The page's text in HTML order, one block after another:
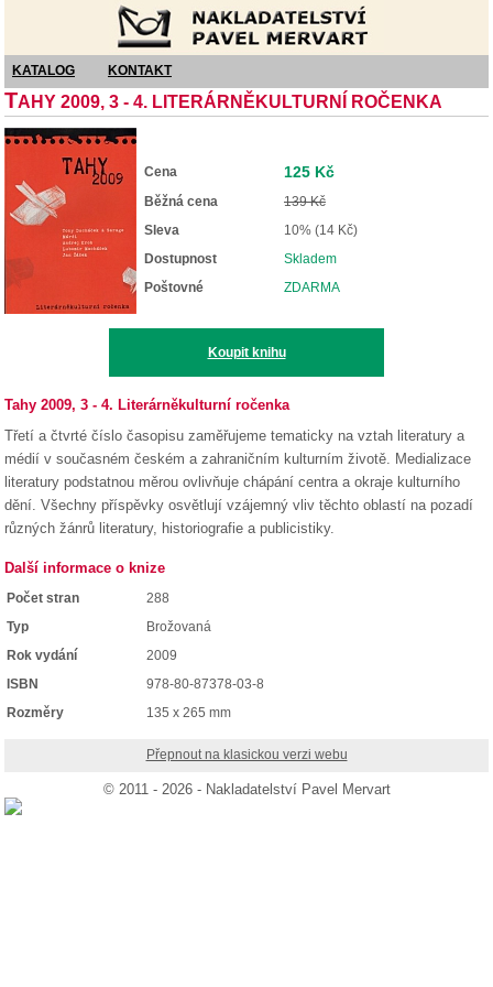
KATALOG KONTAKT
TAHY 2009, 3 - 4. LITERÁRNĚKULTURNÍ ROČENKA
Cena 125 Kč
Běžná cena
139 Kč
Sleva
10% (14 Kč)
Dostupnost
Skladem
Poštovné
ZDARMA
Koupit knihu
Tahy 2009, 3 - 4. Literárněkulturní ročenka
Třetí a čtvrté číslo časopisu zaměřujeme tematicky na vztah literatury a
médií v současném českém a zahraničním kulturním životě. Medializace
literatury podstatnou měrou ovlivňuje chápání centra a okraje kulturního
dění. Všechny příspěvky osvětlují vzájemný vliv těchto oblastí na pozadí
různých žánrů literatury, historiografie a publicistiky.
Další informace o knize
Počet stran
288
Typ
Brožovaná
Rok vydání
2009
ISBN
978-80-87378-03-8
Rozměry
135 x 265 mm
Přepnout na klasickou verzi webu
© 2011 - 2026 - Nakladatelství Pavel Mervart